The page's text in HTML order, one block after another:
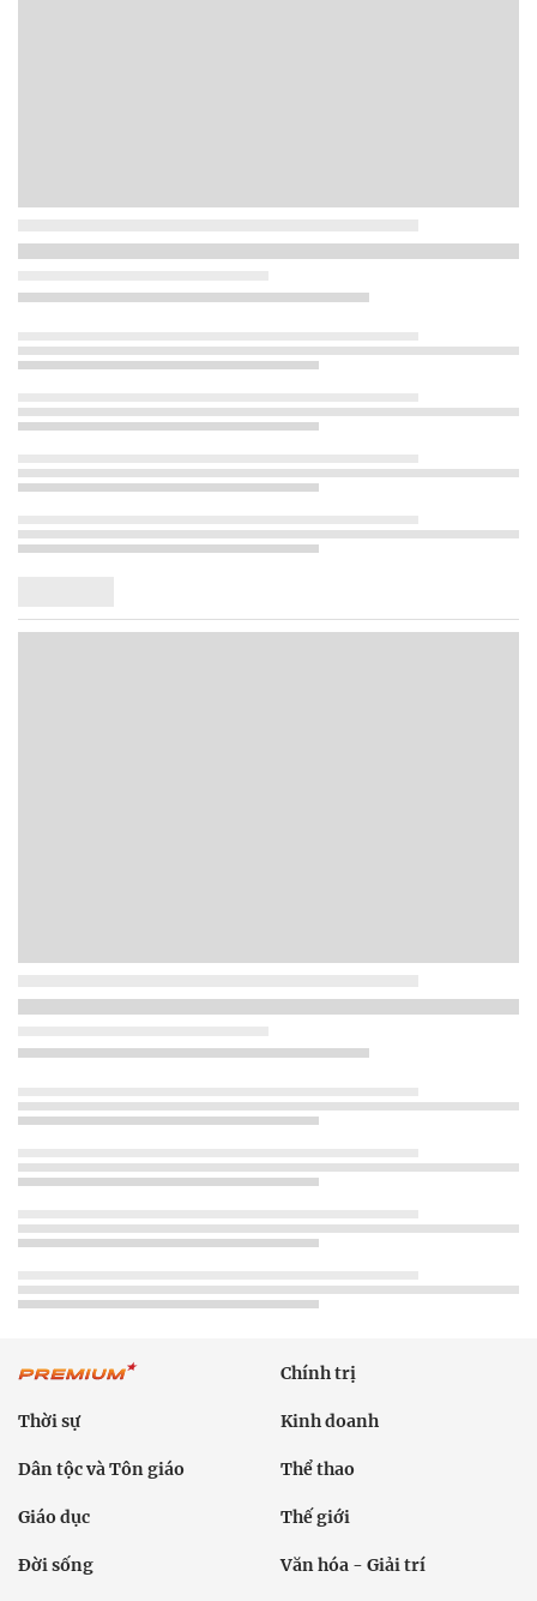
Chính trị
Thời sự Kinh doanh
Dân tộc và Tôn giáo Thể thao
Giáo dục Thế giới
Đời sống Văn hóa - Giải trí